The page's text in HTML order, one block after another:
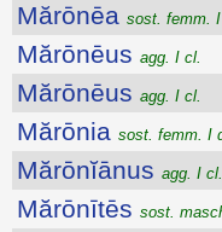
Mărōnēa sost. femm. I
Mărōnēus agg. I cl.
Mărōnēus agg. I cl.
Mărōnia sost. femm. I
Mărōnĭānus agg. I cl.
Mărōnītēs sost.